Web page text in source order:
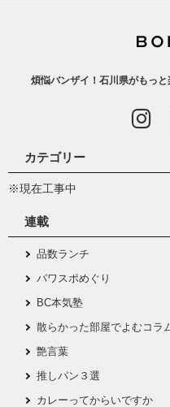
煩悩バンザイ！石川県がもっ
カテゴリー
※現在工事中
連載
品数ランチ
パワスポめぐり
BC本気塾
散らかった部屋でよむコラ
艶言葉
推しパン３選
カレーってからいですか